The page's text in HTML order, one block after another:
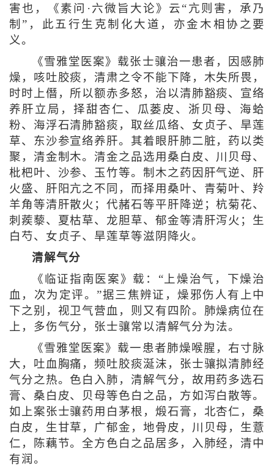
害也，《素问·六微旨大论》云“亢则害，承乃
制”，此五行生克制化大道，亦金木相协之要
义。
《雪雅堂医案》载张士骧治一患者，因感肺
燥，咳吐胶痰，清肃之令不能下降，木失所畏，
时时上僭，所以额赤多怒，治以清肺豁痰、宣络
养肝立局，择甜杏仁、瓜蒌皮、浙贝母、海蛤
粉、海浮石清肺豁痰，取丝瓜络、女贞子、旱莲
草、东沙参宣络养肝。其着眼肝肺二脏，药以类
聚，清金制木。清金之品选用桑白皮、川贝母、
枇杷叶、沙参、玉竹等。制木之药因肝气逆、肝
火盛、肝阳亢之不同，而择用桑叶、青菊叶、羚
羊角等清肝散火；代赭石等平肝降逆；杭菊花、
刺蒺藜、夏枯草、龙胆草、郁金等清肝泻火；生
白芍、女贞子、旱莲草等滋阴降火。
清解气分
《临证指南医案》载：“上燥治气，下燥治
血，次为定评。”据三焦辨证，燥邪伤人有上中
下之别，视卫气营血，则又有四阶。肺燥病位在
上，多伤气分，张士骧常以清解气分为法。
《雪雅堂医案》载一患者肺燥喉腥，右寸脉
大，吐血胸痛，频吐胶痰涎沫，张士骧拟清肺经
气分之热。色白入肺，清解气分，故用药多选石
膏、桑白皮、贝母等色白之品，方如泻白散等。
如上案张士骧药用白茅根，煅石膏，北杏仁，桑
白皮，生甘草，广郁金，地骨皮，川贝母，生薏
仁，陈藕节。全方色白之品居多，入肺经，清中
有润。